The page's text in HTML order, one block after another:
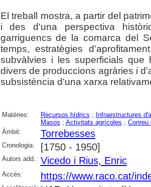
El treball mostra, a partir del
i des d'una perspectiva
garriguencs de la comarca del
temps, estratègies
subvàlvies i les superficials que
divers de produccions agràries i
subsistència d'una xarxa
Matèries: Recursos hídrics ; Infraestructures
Masos ; Activitats agrícoles ; Conreu
Àmbit:
Torrebesses
Cronologia: [1750 - 1950]
Autors add.: Vicedo i Rius, Enric
Accés: https://www.raco.cat/